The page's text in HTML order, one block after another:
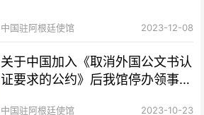
中国驻阿根廷使馆 2023-12-08
关于中国加入《取消外国公文书认
证要求的公约》后我馆停办领事认
中国驻阿根廷使馆 2023-10-23